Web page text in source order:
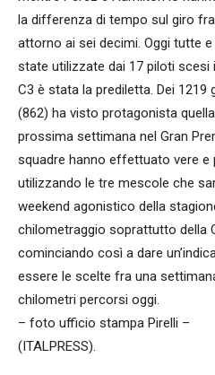
la differenza di tempo sul giro
attorno ai sei decimi. Oggi tutte
state utilizzate dai 17 piloti scesi
C3 è stata la prediletta. Dei 1219
(862) ha visto protagonista
prossima settimana nel Gran
squadre hanno effettuato vere e
utilizzando le tre mescole che
weekend agonistico della
chilometraggio soprattutto della
cominciando così a dare
essere le scelte fra una
chilometri percorsi oggi.
– foto ufficio stampa Pirelli –
(ITALPRESS).